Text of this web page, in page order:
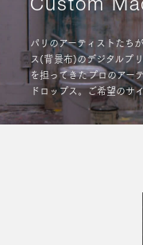
Custom
パリのアーティストたち
ス(背景布)のデジタルプ
を担ってきたプロのアー
ドロップス。ご希望のサ